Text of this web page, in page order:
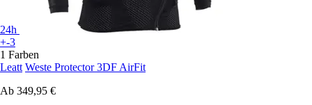
24h
+-3
1 Farben
Leatt Weste Protector 3DF AirFit
Ab 349,95 €